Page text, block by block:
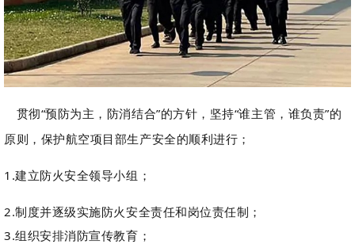
贯彻“预防为主，防消结合”的方针，坚持“谁主管，谁负责”的
原则，保护航空项目部生产安全的顺利进行；
1.建立防火安全领导小组；
2.制度并逐级实施防火安全责任和岗位责任制；
3.组织安排消防宣传教育；